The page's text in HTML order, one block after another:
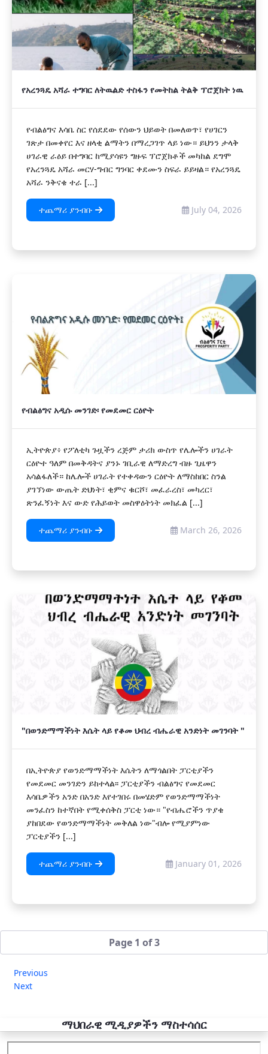
የአረንጓዴ አሻራ ተግባር ለትዉልድ ተስፋን የመትከል ትልቅ ፕሮጀክት ነዉ
የብልፅግና እሳቤ ስር የሰደደው የሰውን ህይወት በመለወጥ፣ የሀገርን
ገጽታ በመቀየር እና ዘላቂ ልማትን በማረጋገጥ ላይ ነው። ይህንን ታላቅ
ሀገራዊ ራዕይ በተግባር ከሚያሳዩን ግዙፍ ፕሮጀክቶች መካከል ደግሞ
የአረንጓዴ አሻራ መርሃ-ግብር ግንባር ቀደሙን ስፍራ ይይዛል። የአረንጓዴ
አሻራ ንቅናቄ ተራ [...]
ተጨማሪ ያንብቡ July 04, 2026
የብልፅግና አዲሱ መንገድ፡ የመደመር ርዕዮት
ኢትዮጵያ፥ የፖለቲካ ጉዟችን ረጅም ታሪክ ውስጥ የሌሎችን ሀገራት
ርዕዮተ ዓለም በመቅዳትና ያንኑ ገቢራዊ ለማድረግ ብዙ ጊዜዋን
አሳልፋለች። ከሌሎች ሀገራት የተቀዳውን ርዕዮት ለማስከበር ስንል
ያገኘነው ውጤት ድህነት፣ ቂምና ቁርሾ፣ መፈራረስ፣ መካረር፣
ጽንፈኝነት እና ውድ የሕይወት መስዋዕትነት መክፈል [...]
ተጨማሪ ያንብቡ March 26, 2026
"በወንድማማችነት እሴት ላይ የቆመ ህብረ ብሔራዊ አንድነት መገንባት "
በኢትዮጵያ የወንድማማችነት እሴትን ለማጎልበት ፓርቲያችን
የመደመር መንገድን ይከተላል፡፡ ፓርቲያችን ብልፅግና የመደመር
እሳቤዎችን አንድ በአንድ እየተገበሩ በመሄድም የወንድማማችነት
መንፈስን ከተኛበት የሚቀሰቅስ ፓርቲ ነው። "የብሔሮችን ጥያቄ
ያከበደው የወንድማማችነት መቅለል ነው"ብሎ የሚያምነው
ፓርቲያችን [...]
ተጨማሪ ያንብቡ January 01, 2026
Page 1 of 3
Previous
Next
ማህበራዊ ሚዲያዎችን ማስተሳሰር